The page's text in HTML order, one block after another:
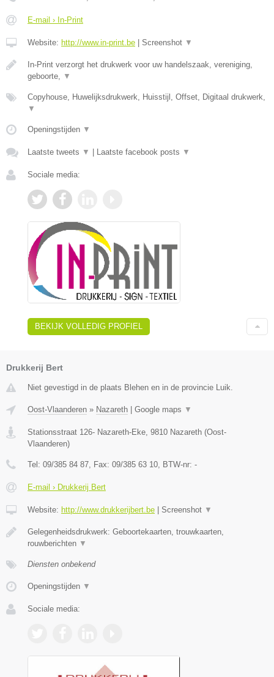
E-mail › In-Print
Website: http://www.in-print.be | Screenshot ▼
In-Print verzorgt het drukwerk voor uw handelszaak, vereniging,
geboorte,
▼
Copyhouse, Huwelijksdrukwerk, Huisstijl, Offset, Digitaal drukwerk,
▼
Openingstijden ▼
Laatste tweets ▼ | Laatste facebook posts ▼
Sociale media:
BEKIJK VOLLEDIG PROFIEL
Drukkerij Bert
Niet gevestigd in de plaats Blehen en in de provincie Luik.
Oost-Vlaanderen » Nazareth | Google maps ▼
Stationsstraat 126- Nazareth-Eke 9810 Nazareth (Oost-
Vlaanderen)
Tel: 09/385 84 87 , Fax: 09/385 63 10 , BTW-nr: -
E-mail › Drukkerij Bert
Website: http://www.drukkerijbert.be | Screenshot ▼
Gelegenheidsdrukwerk: Geboortekaarten, trouwkaarten,
rouwberichten ▼
Diensten onbekend
Openingstijden ▼
Sociale media: